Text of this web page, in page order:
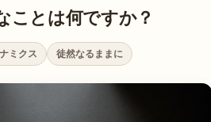
ことは何ですか？
ミクス 徒然なるままに